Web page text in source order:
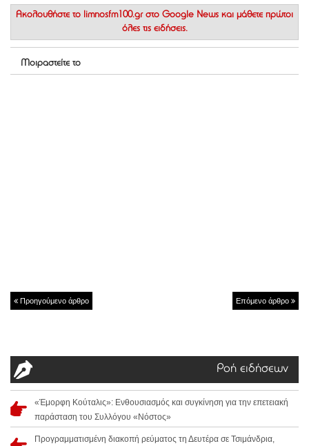
Ακολουθήστε το limnosfm100.gr στο Google News και μάθετε πρώτοι
όλες τις ειδήσεις.
Μοιραστείτε το
Προηγούμενο άρθρο Επόμενο άρθρο
Ροή ειδήσεων
«Έμορφη Κούταλις»: Ενθουσιασμός και συγκίνηση για την επετειακή
παράσταση του Συλλόγου «Νόστος»
Προγραμματισμένη διακοπή ρεύματος τη Δευτέρα σε Τσιμάνδρια,